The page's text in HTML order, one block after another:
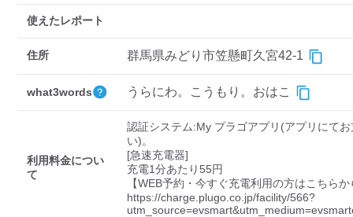
すべて 中速-20kW-以上
検索する
使えたレポート
住所 群馬県みどり市笠懸町久宮42-1
what3words うらにわ。こうもり。おはこ
利用料金につい
て
認証システム:My プラゴアプリ(アプリにてお
い)。
[急速充電器]
充電1分あたり55円
【WEB予約・今すぐ充電利用の方はこちらか
https://charge.plugo.co.jp/facility/566?